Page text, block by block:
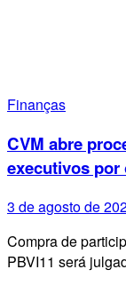
Finanças
CVM abre
executivos por
3 de agosto de
Compra de
PBVI11 será